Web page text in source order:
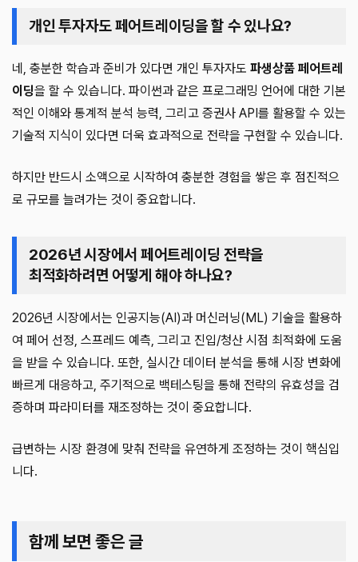
개인 투자자도 페어트레이딩을 할 수 있나요?
네, 충분한 학습과 준비가 있다면 개인 투자자도 파생상품 페어트레
이딩을 할 수 있습니다. 파이썬과 같은 프로그래밍 언어에 대한 기본
적인 이해와 통계적 분석 능력, 그리고 증권사 API를 활용할 수 있는
기술적 지식이 있다면 더욱 효과적으로 전략을 구현할 수 있습니다.
하지만 반드시 소액으로 시작하여 충분한 경험을 쌓은 후 점진적으
로 규모를 늘려가는 것이 중요합니다.
2026년 시장에서 페어트레이딩 전략을
최적화하려면 어떻게 해야 하나요?
2026년 시장에서는 인공지능(AI)과 머신러닝(ML) 기술을 활용하
여 페어 선정, 스프레드 예측, 그리고 진입/청산 시점 최적화에 도움
을 받을 수 있습니다. 또한, 실시간 데이터 분석을 통해 시장 변화에
빠르게 대응하고, 주기적으로 백테스팅을 통해 전략의 유효성을 검
증하며 파라미터를 재조정하는 것이 중요합니다.
급변하는 시장 환경에 맞춰 전략을 유연하게 조정하는 것이 핵심입
니다.
함께 보면 좋은 글